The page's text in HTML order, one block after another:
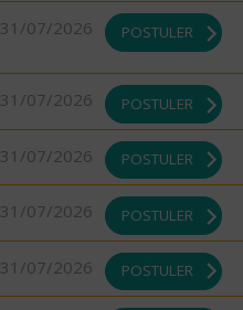
31/07/2026 POSTULER
31/07/2026 POSTULER
31/07/2026 POSTULER
31/07/2026 POSTULER
31/07/2026 POSTULER